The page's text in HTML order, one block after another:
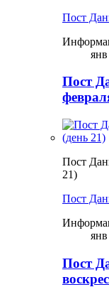
Пост
Пост
Пост
21)
Пост
Пост